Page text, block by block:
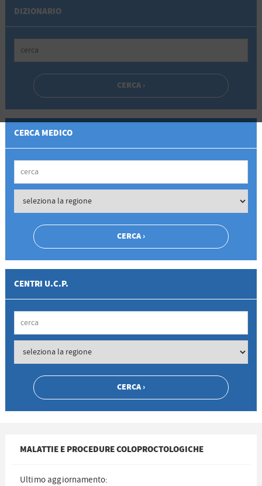
DIZIONARIO
CERCA MEDICO
CENTRI U.C.P.
MALATTIE E PROCEDURE COLOPROCTOLOGICHE
Ultimo aggiornamento: